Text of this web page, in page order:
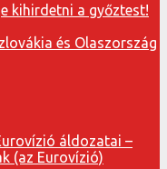
kihirdetni a győztest!
és Olaszország
áldozatai –
(az Eurovízió)